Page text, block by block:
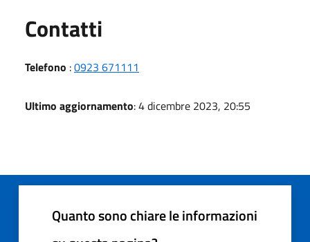
Contatti
Telefono :0923 671111
Ultimo aggiornamento: 4 dicembre 2023, 20:55
Quanto sono chiare le informazioni